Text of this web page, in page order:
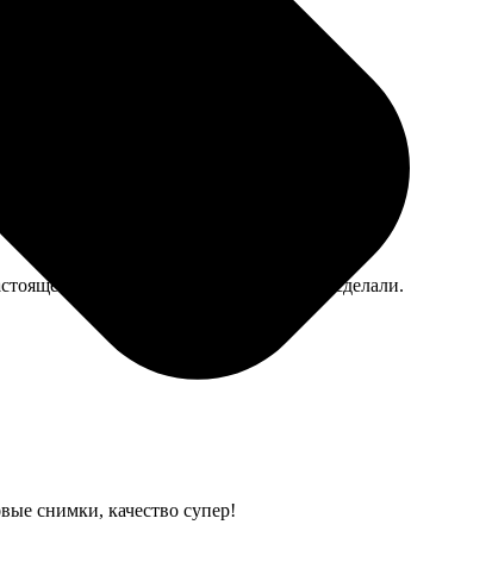
потускнел, может, я стирала неправильно.
будке, даже прорезь для отрыва сделали.
снимки, качество супер!